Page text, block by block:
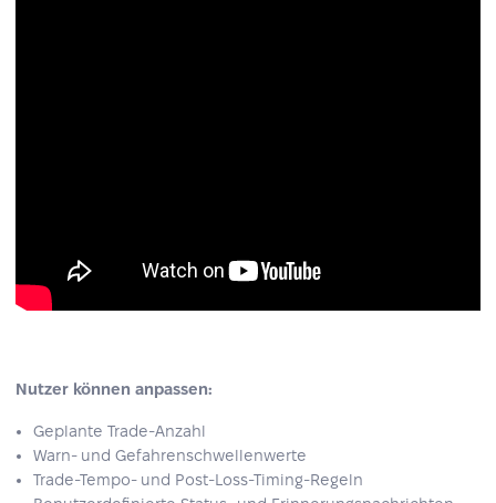
Nutzer können anpassen:
Geplante Trade-Anzahl
Warn- und Gefahrenschwellenwerte
Trade-Tempo- und Post-Loss-Timing-Regeln